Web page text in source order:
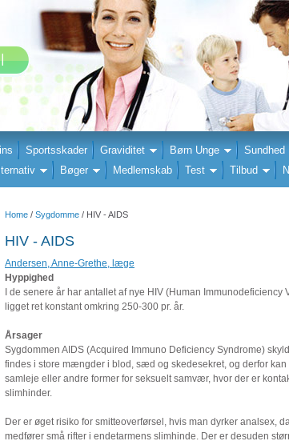
Sportsskader Graviditet Børn Unge Sundhed
Bøger Medlemskab Test Tilbud
Home / Sygdomme / HIV - AIDS
HIV - AIDS
Andersen, Anne-Grethe, læge
Hyppighed
I de senere år har antallet af nye HIV (Human Immunodeficiency
ligget ret konstant omkring 250-300 pr. år.
Årsager
Sygdommen AIDS (Acquired Immuno Deficiency Syndrome)
findes i store mængder i blod, sæd og skedesekret, og derfor kan
samleje eller andre former for seksuelt samvær, hvor der er
slimhinder.
Der er øget risiko for smitteoverførsel, hvis man dyrker analsex,
medfører små rifter i endetarmens slimhinde. Der er desuden